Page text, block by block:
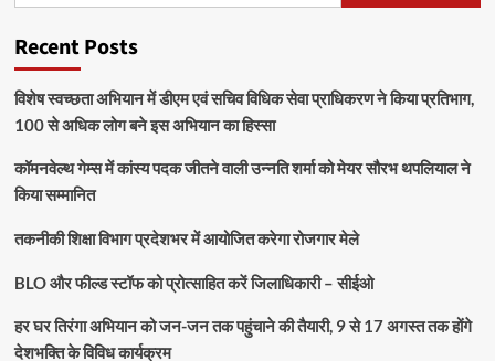
Recent Posts
विशेष स्वच्छता अभियान में डीएम एवं सचिव विधिक सेवा प्राधिकरण ने किया प्रतिभाग,
100 से अधिक लोग बने इस अभियान का हिस्सा
कॉमनवेल्थ गेम्स में कांस्य पदक जीतने वाली उन्नति शर्मा को मेयर सौरभ थपलियाल ने
किया सम्मानित
तकनीकी शिक्षा विभाग प्रदेशभर में आयोजित करेगा रोजगार मेले
BLO और फील्ड स्टॉफ को प्रोत्साहित करें जिलाधिकारी – सीईओ
हर घर तिरंगा अभियान को जन-जन तक पहुंचाने की तैयारी, 9 से 17 अगस्त तक होंगे
देशभक्ति के विविध कार्यक्रम